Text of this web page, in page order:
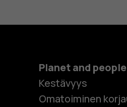
Planet and people
Kestävyys
Omatoiminen